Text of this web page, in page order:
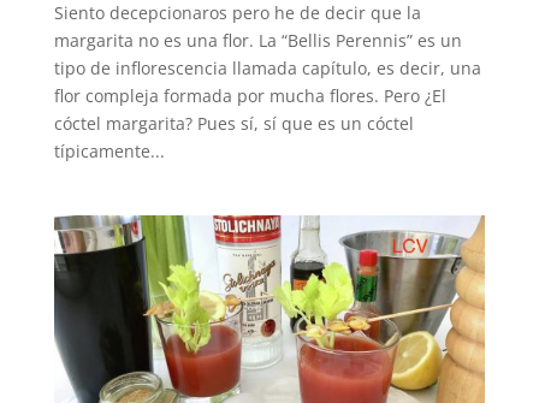
Siento decepcionaros pero he de decir que la
margarita no es una flor. La “Bellis Perennis” es un
tipo de inflorescencia llamada capítulo, es decir, una
flor compleja formada por mucha flores. Pero ¿El
cóctel margarita? Pues sí, sí que es un cóctel
típicamente...